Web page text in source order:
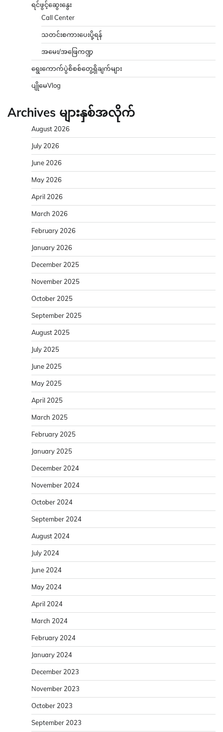
ရင်ဖွင့်ဆွေးနွေး
Call Center
သတင်းစကားပေးပို့ရန်
အမေး/အဖြေကဏ္ဍ
ရွေးကောက်ပွဲစိစစ်တွေ့ရှိချက်များ
ပျိုမေVlog
Archives များနှစ်အလိုက်
August 2026
July 2026
June 2026
May 2026
April 2026
March 2026
February 2026
January 2026
December 2025
November 2025
October 2025
September 2025
August 2025
July 2025
June 2025
May 2025
April 2025
March 2025
February 2025
January 2025
December 2024
November 2024
October 2024
September 2024
August 2024
July 2024
June 2024
May 2024
April 2024
March 2024
February 2024
January 2024
December 2023
November 2023
October 2023
September 2023